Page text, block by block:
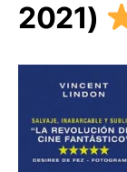
2021)